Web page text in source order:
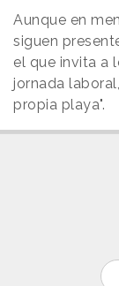
Aunque en
siguen
el que invita a
jornada
propia playa".